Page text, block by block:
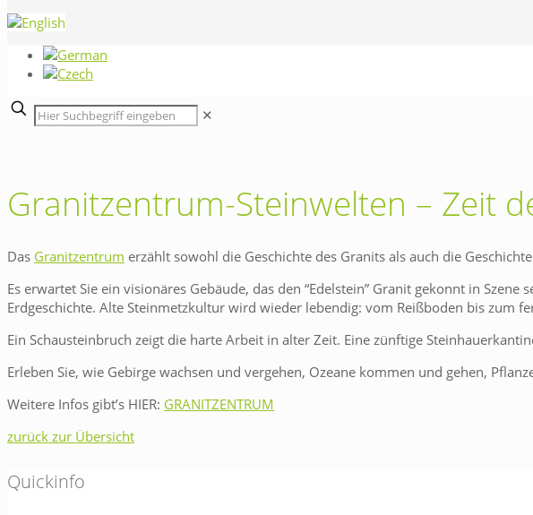
✕
Granitzentrum-Steinwelten – Zeit
Das Granitzentrum erzählt sowohl die Geschichte des Granits als auch die
Es erwartet Sie ein visionäres Gebäude, das den “Edelstein” Granit gekonnt in
Erdgeschichte. Alte Steinmetzkultur wird wieder lebendig: vom Reißboden bis zum
Ein Schausteinbruch zeigt die harte Arbeit in alter Zeit. Eine zünftige
Erleben Sie, wie Gebirge wachsen und vergehen, Ozeane kommen und gehen,
Weitere Infos gibt’s HIER: GRANITZENTRUM
zurück zur Übersicht
Quickinfo